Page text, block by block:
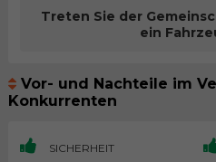
Treten Sie der
ein
Vor- und Nachteile im
Konkurrenten
SICHERHEIT